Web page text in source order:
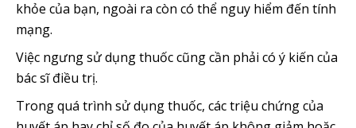
khỏe của bạn, ngoài ra còn có thể nguy hiểm đến tính
mạng.
Việc ngưng sử dụng thuốc cũng cần phải có ý kiến của
bác sĩ điều trị.
Trong quá trình sử dụng thuốc, các triệu chứng của